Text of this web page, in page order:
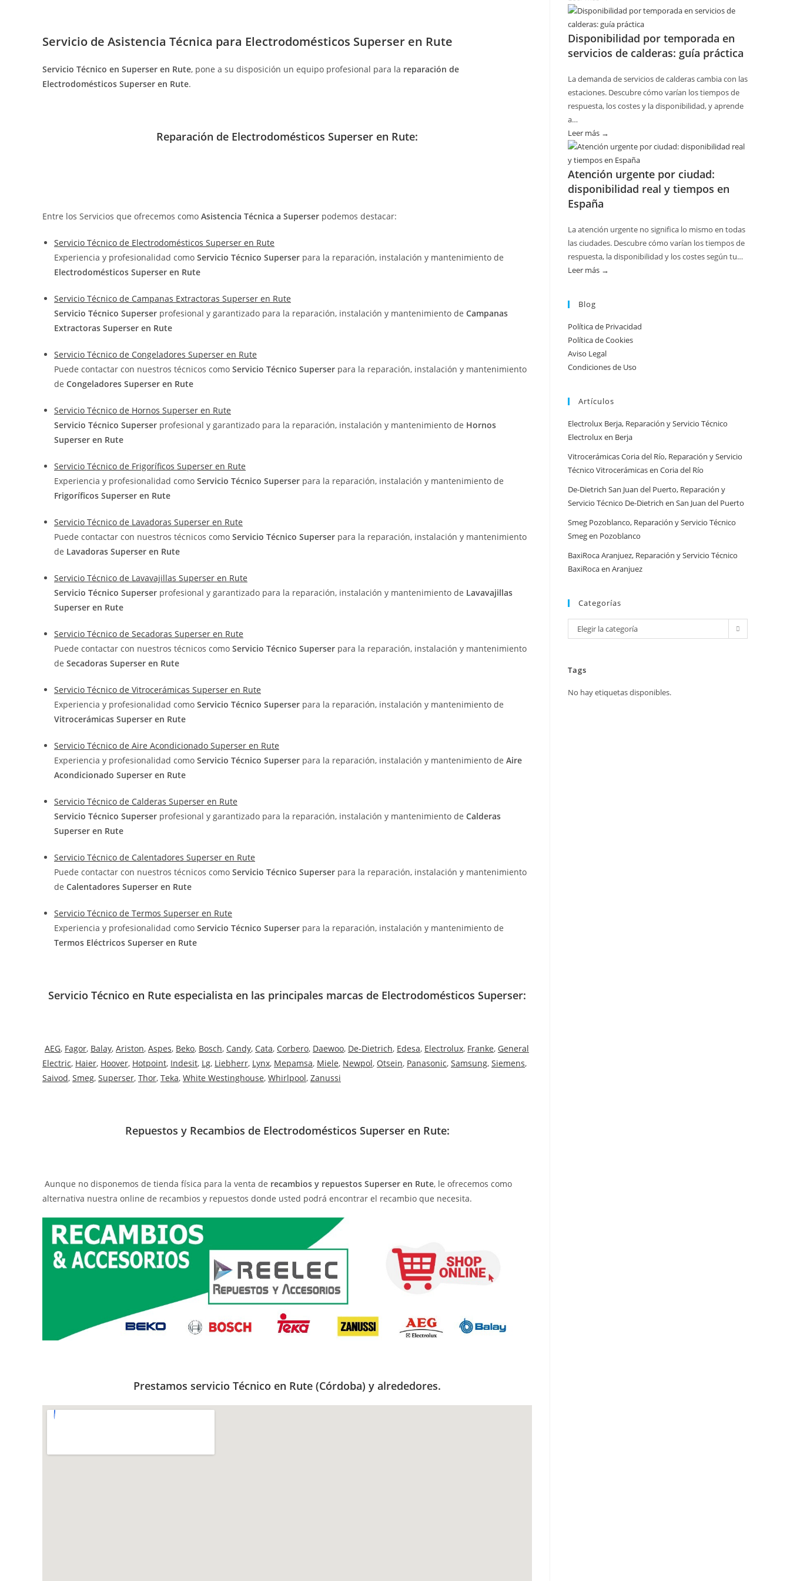
Servicio de Asistencia Técnica para Electrodomésticos Superser en Rute
Servicio Técnico en Superser en Rute, pone a su disposición un equipo profesional para la reparación de
Electrodomésticos Superser en Rute.
Reparación de Electrodomésticos Superser en Rute:
Entre los Servicios que ofrecemos como Asistencia Técnica a Superser podemos destacar:
Servicio Técnico de Electrodomésticos Superser en Rute
Experiencia y profesionalidad como Servicio Técnico Superser para la reparación, instalación y mantenimiento de
Electrodomésticos Superser en Rute
Servicio Técnico de Campanas Extractoras Superser en Rute
Servicio Técnico Superser profesional y garantizado para la reparación, instalación y mantenimiento de Campanas
Extractoras Superser en Rute
Servicio Técnico de Congeladores Superser en Rute
Puede contactar con nuestros técnicos como Servicio Técnico Superser para la reparación, instalación y mantenimiento
de Congeladores Superser en Rute
Servicio Técnico de Hornos Superser en Rute
Servicio Técnico Superser profesional y garantizado para la reparación, instalación y mantenimiento de Hornos
Superser en Rute
Servicio Técnico de Frigoríficos Superser en Rute
Experiencia y profesionalidad como Servicio Técnico Superser para la reparación, instalación y mantenimiento de
Frigoríficos Superser en Rute
Servicio Técnico de Lavadoras Superser en Rute
Puede contactar con nuestros técnicos como Servicio Técnico Superser para la reparación, instalación y mantenimiento
de Lavadoras Superser en Rute
Servicio Técnico de Lavavajillas Superser en Rute
Servicio Técnico Superser profesional y garantizado para la reparación, instalación y mantenimiento de Lavavajillas
Superser en Rute
Servicio Técnico de Secadoras Superser en Rute
Puede contactar con nuestros técnicos como Servicio Técnico Superser para la reparación, instalación y mantenimiento
de Secadoras Superser en Rute
Servicio Técnico de Vitrocerámicas Superser en Rute
Experiencia y profesionalidad como Servicio Técnico Superser para la reparación, instalación y mantenimiento de
Vitrocerámicas Superser en Rute
Servicio Técnico de Aire Acondicionado Superser en Rute
Experiencia y profesionalidad como Servicio Técnico Superser para la reparación, instalación y mantenimiento de Aire
Acondicionado Superser en Rute
Servicio Técnico de Calderas Superser en Rute
Servicio Técnico Superser profesional y garantizado para la reparación, instalación y mantenimiento de Calderas
Superser en Rute
Servicio Técnico de Calentadores Superser en Rute
Puede contactar con nuestros técnicos como Servicio Técnico Superser para la reparación, instalación y mantenimiento
de Calentadores Superser en Rute
Servicio Técnico de Termos Superser en Rute
Experiencia y profesionalidad como Servicio Técnico Superser para la reparación, instalación y mantenimiento de
Termos Eléctricos Superser en Rute
Servicio Técnico en Rute especialista en las principales marcas de Electrodomésticos Superser:
AEG, Fagor, Balay, Ariston, Aspes, Beko, Bosch, Candy, Cata, Corbero, Daewoo, De-Dietrich, Edesa, Electrolux, Franke, General
Electric, Haier, Hoover, Hotpoint, Indesit, Lg, Liebherr, Lynx, Mepamsa, Miele, Newpol, Otsein, Panasonic, Samsung, Siemens,
Saivod, Smeg, Superser, Thor, Teka, White Westinghouse, Whirlpool, Zanussi
Repuestos y Recambios de Electrodomésticos Superser en Rute:
Aunque no disponemos de tienda física para la venta de recambios y repuestos Superser en Rute, le ofrecemos como
alternativa nuestra online de recambios y repuestos donde usted podrá encontrar el recambio que necesita.
Prestamos servicio Técnico en Rute (Córdoba) y alrededores.
Cómo
planificar
revisiones
básicas
hogar
Disponibilidad por temporada en
servicios de calderas: guía práctica
La demanda de servicios de calderas cambia con las
estaciones. Descubre cómo varían los tiempos de
respuesta, los costes y la disponibilidad, y aprende
a…
Leer más →
Disponibilidad
por
temporada
en
calderas:
guía
Atención urgente por ciudad:
disponibilidad real y tiempos en
España
La atención urgente no significa lo mismo en todas
las ciudades. Descubre cómo varían los tiempos de
respuesta, la disponibilidad y los costes según tu…
Leer más →
ciudad:
disponibilidad
y
en
Blog
Política de Privacidad
Política de Cookies
Aviso Legal
Condiciones de Uso
Artículos
Electrolux Berja, Reparación y Servicio Técnico
Electrolux en Berja
Vitrocerámicas Coria del Río, Reparación y Servicio
Técnico Vitrocerámicas en Coria del Río
De-Dietrich San Juan del Puerto, Reparación y
Servicio Técnico De-Dietrich en San Juan del Puerto
Smeg Pozoblanco, Reparación y Servicio Técnico
Smeg en Pozoblanco
BaxiRoca Aranjuez, Reparación y Servicio Técnico
BaxiRoca en Aranjuez
Categorías
Categorías
Elegir la categoría
Tags
No hay etiquetas disponibles.